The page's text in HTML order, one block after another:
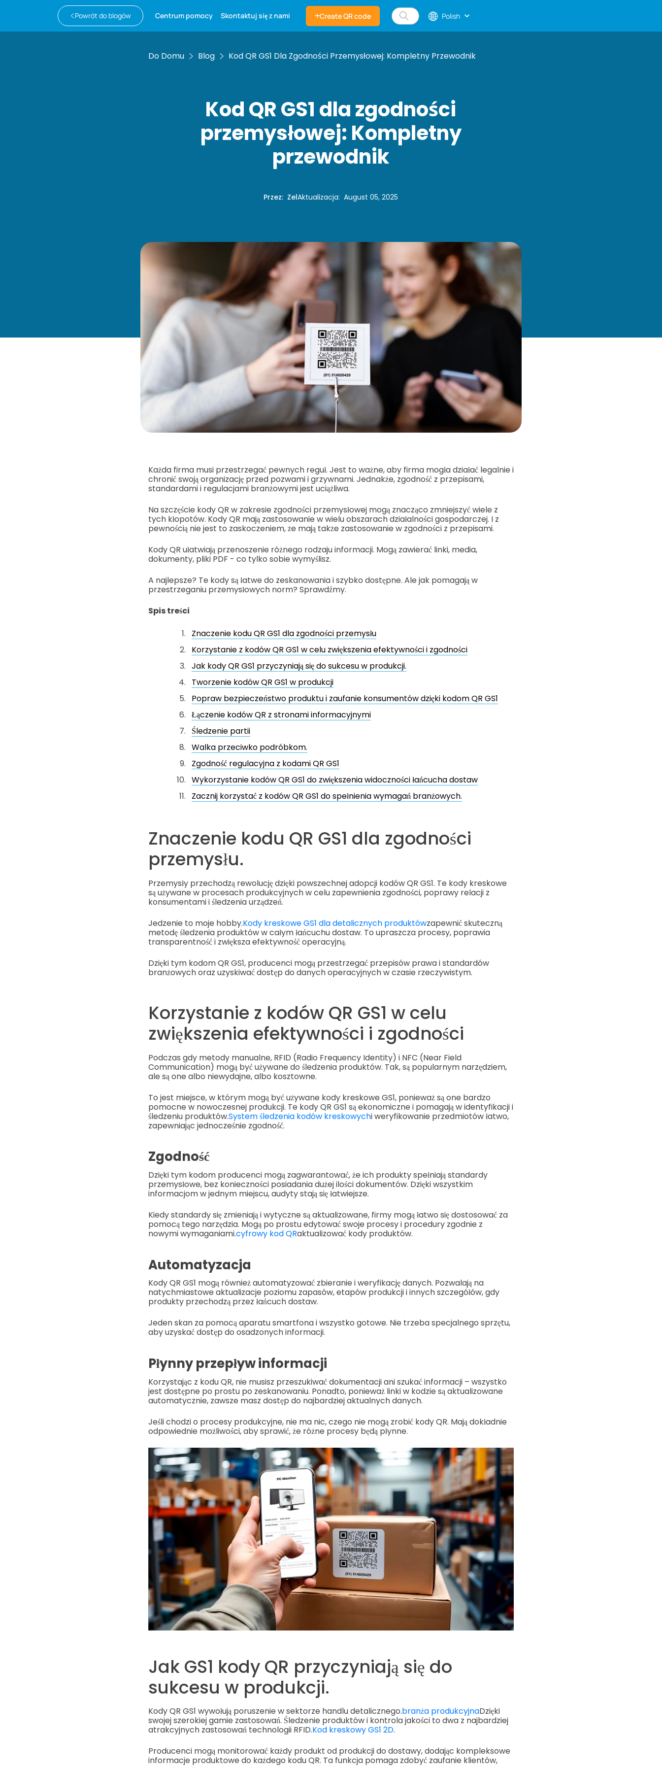
Powrót do blogów Centrum pomocy Skontaktuj się z nami Create QR code Polish
Do Domu Blog Kod QR GS1 Dla Zgodności Przemysłowej: Kompletny Przewodnik
Kod QR GS1 dla zgodności
przemysłowej: Kompletny
przewodnik
Przez: ZelAktualizacja:August 05, 2025
Każda firma musi przestrzegać pewnych reguł. Jest to ważne, aby firma mogła działać legalnie i
chronić swoją organizację przed pozwami i grzywnami. Jednakże, zgodność z przepisami,
standardami i regulacjami branżowymi jest uciążliwa.
Na szczęście kody QR w zakresie zgodności przemysłowej mogą znacząco zmniejszyć wiele z
tych kłopotów. Kody QR mają zastosowanie w wielu obszarach działalności gospodarczej. I z
pewnością nie jest to zaskoczeniem, że mają także zastosowanie w zgodności z przepisami.
Kody QR ułatwiają przenoszenie różnego rodzaju informacji. Mogą zawierać linki, media,
dokumenty, pliki PDF - co tylko sobie wymyślisz.
A najlepsze? Te kody są łatwe do zeskanowania i szybko dostępne. Ale jak pomagają w
przestrzeganiu przemysłowych norm? Sprawdźmy.
Spis treści
Znaczenie kodu QR GS1 dla zgodności przemysłu
Korzystanie z kodów QR GS1 w celu zwiększenia efektywności i zgodności
Jak kody QR GS1 przyczyniają się do sukcesu w produkcji.
Tworzenie kodów QR GS1 w produkcji
Popraw bezpieczeństwo produktu i zaufanie konsumentów dzięki kodom QR GS1
Łączenie kodów QR z stronami informacyjnymi
Śledzenie partii
Walka przeciwko podróbkom.
Zgodność regulacyjna z kodami QR GS1
Wykorzystanie kodów QR GS1 do zwiększenia widoczności łańcucha dostaw
Zacznij korzystać z kodów QR GS1 do spełnienia wymagań branżowych.
Znaczenie kodu QR GS1 dla zgodności
przemysłu.
Przemysły przechodzą rewolucję dzięki powszechnej adopcji kodów QR GS1. Te kody kreskowe
są używane w procesach produkcyjnych w celu zapewnienia zgodności, poprawy relacji z
konsumentami i śledzenia urządzeń.
Jedzenie to moje hobby.Kody kreskowe GS1 dla detalicznych produktówzapewnić skuteczną
metodę śledzenia produktów w całym łańcuchu dostaw. To upraszcza procesy, poprawia
transparentność i zwiększa efektywność operacyjną.
Dzięki tym kodom QR GS1, producenci mogą przestrzegać przepisów prawa i standardów
branżowych oraz uzyskiwać dostęp do danych operacyjnych w czasie rzeczywistym.
Korzystanie z kodów QR GS1 w celu
zwiększenia efektywności i zgodności
Podczas gdy metody manualne, RFID (Radio Frequency Identity) i NFC (Near Field
Communication) mogą być używane do śledzenia produktów. Tak, są popularnym narzędziem,
ale są one albo niewydajne, albo kosztowne.
To jest miejsce, w którym mogą być używane kody kreskowe GS1, ponieważ są one bardzo
pomocne w nowoczesnej produkcji. Te kody QR GS1 są ekonomiczne i pomagają w identyfikacji i
śledzeniu produktów.System śledzenia kodów kreskowychi weryfikowanie przedmiotów łatwo,
zapewniając jednocześnie zgodność.
Zgodność
Dzięki tym kodom producenci mogą zagwarantować, że ich produkty spełniają standardy
przemysłowe, bez konieczności posiadania dużej ilości dokumentów. Dzięki wszystkim
informacjom w jednym miejscu, audyty stają się łatwiejsze.
Kiedy standardy się zmieniają i wytyczne są aktualizowane, firmy mogą łatwo się dostosować za
pomocą tego narzędzia. Mogą po prostu edytować swoje procesy i procedury zgodnie z
nowymi wymaganiami.cyfrowy kod QRaktualizować kody produktów.
Automatyzacja
Kody QR GS1 mogą również automatyzować zbieranie i weryfikację danych. Pozwalają na
natychmiastowe aktualizacje poziomu zapasów, etapów produkcji i innych szczegółów, gdy
produkty przechodzą przez łańcuch dostaw.
Jeden skan za pomocą aparatu smartfona i wszystko gotowe. Nie trzeba specjalnego sprzętu,
aby uzyskać dostęp do osadzonych informacji.
Płynny przepływ informacji
Korzystając z kodu QR, nie musisz przeszukiwać dokumentacji ani szukać informacji – wszystko
jest dostępne po prostu po zeskanowaniu. Ponadto, ponieważ linki w kodzie są aktualizowane
automatycznie, zawsze masz dostęp do najbardziej aktualnych danych.
Jeśli chodzi o procesy produkcyjne, nie ma nic, czego nie mogą zrobić kody QR. Mają dokładnie
odpowiednie możliwości, aby sprawić, że różne procesy będą płynne.
Jak GS1 kody QR przyczyniają się do
sukcesu w produkcji.
Kody QR GS1 wywołują poruszenie w sektorze handlu detalicznego.branża produkcyjnaDzięki
swojej szerokiej gamie zastosowań. Śledzenie produktów i kontrola jakości to dwa z najbardziej
atrakcyjnych zastosowań technologii RFID.Kod kreskowy GS1 2D.
Producenci mogą monitorować każdy produkt od produkcji do dostawy, dodając kompleksowe
informacje produktowe do każdego kodu QR. Ta funkcja pomaga zdobyć zaufanie klientów,